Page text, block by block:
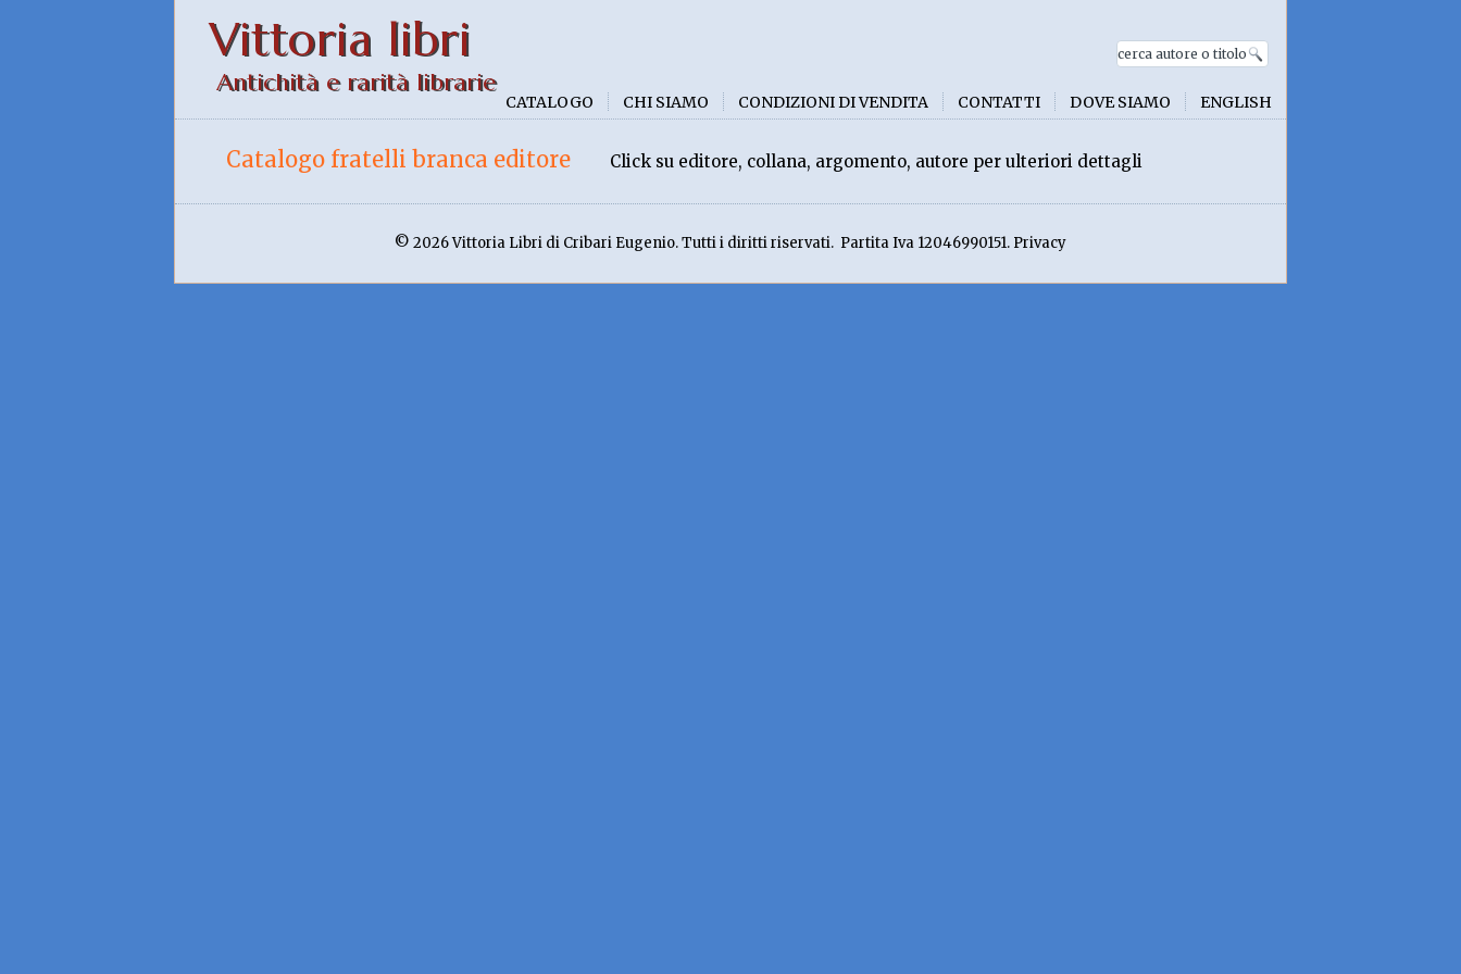
Vittoria libri
Antichità e rarità librarie
CATALOGO CHI SIAMO CONDIZIONI DI VENDITA CONTATTI DOVE SIAMO ENGLISH
Catalogo fratelli branca editore Click su editore, collana, argomento, autore per ulteriori dettagli
© 2026 Vittoria Libri di Cribari Eugenio. Tutti i diritti riservati. Partita Iva 12046990151. Privacy